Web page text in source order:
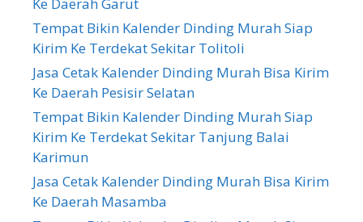
Tempat Bikin Kalender Dinding Murah Siap
Kirim Ke Terdekat Sekitar Tolitoli
Jasa Cetak Kalender Dinding Murah Bisa Kirim
Ke Daerah Pesisir Selatan
Tempat Bikin Kalender Dinding Murah Siap
Kirim Ke Terdekat Sekitar Tanjung Balai
Karimun
Jasa Cetak Kalender Dinding Murah Bisa Kirim
Ke Daerah Masamba